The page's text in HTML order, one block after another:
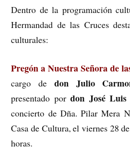
Dentro de la programación
Hermandad de las Cruces
culturales:
Pregón a Nuestra Señora de
cargo de don Julio
presentado pordon José Luis
concierto de Dña. Pilar Mera
Casa de Cultura, el viernes 28
horas.